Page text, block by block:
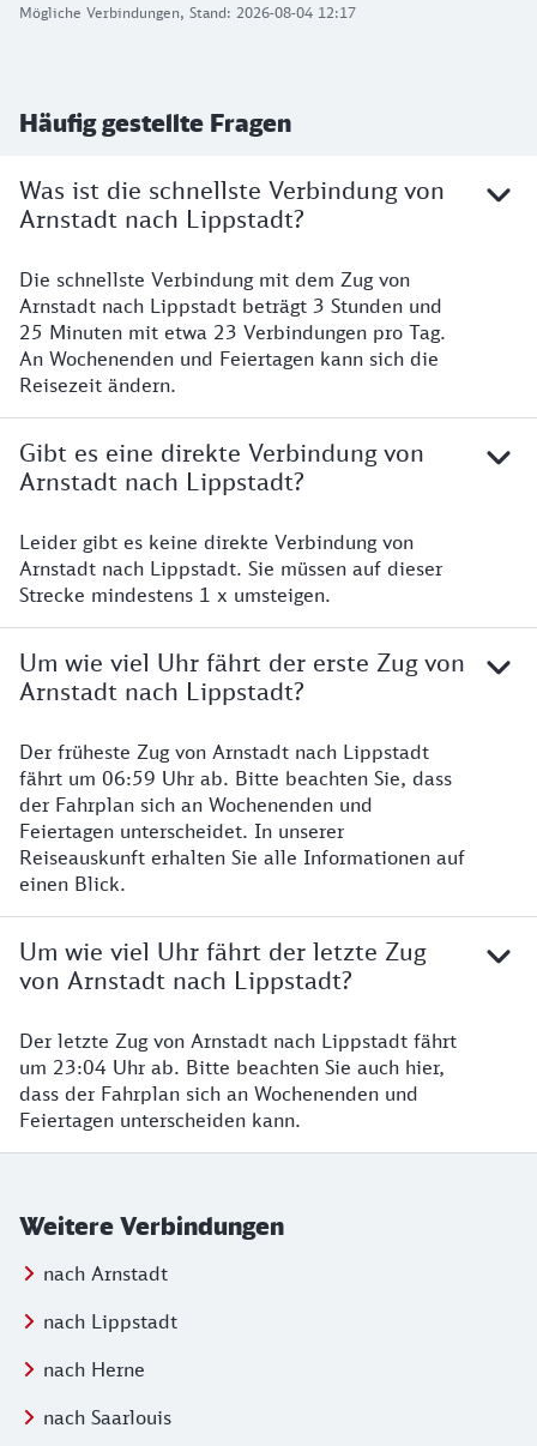
Mögliche Verbindungen, Stand: 2026-08-04 12:17
Häufig gestellte Fragen
Was ist die schnellste Verbindung von
Arnstadt nach Lippstadt?
Die schnellste Verbindung mit dem Zug von
Arnstadt nach Lippstadt beträgt 3 Stunden und
25 Minuten mit etwa 23 Verbindungen pro Tag.
An Wochenenden und Feiertagen kann sich die
Reisezeit ändern.
Gibt es eine direkte Verbindung von
Arnstadt nach Lippstadt?
Leider gibt es keine direkte Verbindung von
Arnstadt nach Lippstadt. Sie müssen auf dieser
Strecke mindestens 1 x umsteigen.
Um wie viel Uhr fährt der erste Zug von
Arnstadt nach Lippstadt?
Der früheste Zug von Arnstadt nach Lippstadt
fährt um 06:59 Uhr ab. Bitte beachten Sie, dass
der Fahrplan sich an Wochenenden und
Feiertagen unterscheidet. In unserer
Reiseauskunft erhalten Sie alle Informationen auf
einen Blick.
Um wie viel Uhr fährt der letzte Zug
von Arnstadt nach Lippstadt?
Der letzte Zug von Arnstadt nach Lippstadt fährt
um 23:04 Uhr ab. Bitte beachten Sie auch hier,
dass der Fahrplan sich an Wochenenden und
Feiertagen unterscheiden kann.
Weitere Verbindungen
nach Arnstadt
nach Lippstadt
nach Herne
nach Saarlouis